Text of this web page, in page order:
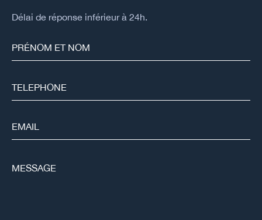
Délai de réponse inférieur à 24h.